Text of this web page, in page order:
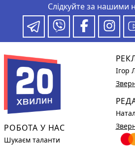
Слідкуйте за нашими
РОБОТА У НАС
Шукаєм таланти
Ігор